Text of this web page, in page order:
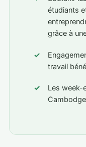
étudiants
grâce à
travail
Les week-